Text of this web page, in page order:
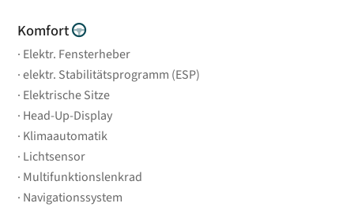
Komfort
Elektr. Fensterheber
elektr. Stabilitätsprogramm (ESP)
Elektrische Sitze
Head-Up-Display
Klimaautomatik
Lichtsensor
Multifunktionslenkrad
Navigationssystem